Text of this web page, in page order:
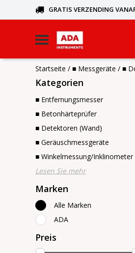
GRATIS VERZENDING
Startseite / ■ Messgeräte / ■
Kategorien
■ Entfernungsmesser
■ Betonhärteprüfer
■ Detektoren (Wand)
■ Geräuschmessgeräte
■ Winkelmessung/Inklinometer
Lesen Sie mehr
Marken
Alle Marken
ADA
Preis